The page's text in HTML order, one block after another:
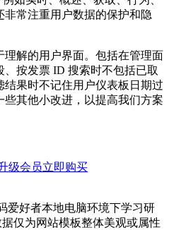
常注重用户数据的保护和隐
解的用户界面。包括在管理面
按发票 ID 搜索时不包括已取
果时不记住用户仪表板日期过
其他小改进，以提高我们方案
级会员立即购买
爱好者本地电脑环境下学习研
仅为网站模板整体美观或属性